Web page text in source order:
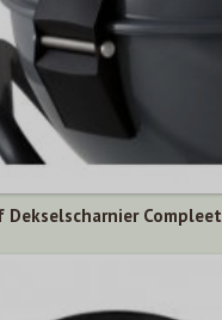
Compleet